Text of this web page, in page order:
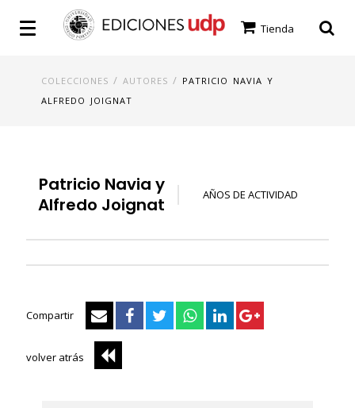
Tienda
COLECCIONES /AUTORES / PATRICIO NAVIA Y
ALFREDO JOIGNAT
Patricio Navia y
Alfredo Joignat
AÑOS DE ACTIVIDAD
Compartir
volver atrás